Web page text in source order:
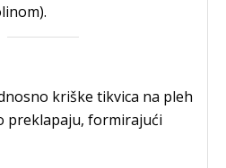
kriške tikvica na pleh
preklapaju, formirajući